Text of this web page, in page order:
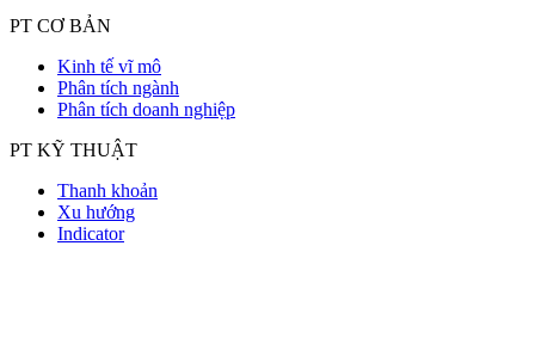
PT CƠ BẢN
Kinh tế vĩ mô
Phân tích ngành
Phân tích doanh nghiệp
PT KỸ THUẬT
Thanh khoản
Xu hướng
Indicator